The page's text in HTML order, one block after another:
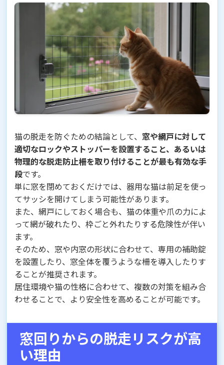
猫の脱走を防ぐための結論として、 窓や網戸に対して
適切なロックやストッパーを設置すること、あるいは
物理的な脱走防止柵を取り付けることが最も有効な手
段です。
単に窓を閉めておくだけでは、器用な猫は前足を使っ
てサッシを開けてしまう可能性があります。
また、網戸にしておく場合も、猫の体重や爪の力によ
って網が破れたり、枠ごと外れたりする危険性が伴い
ます。
そのため、窓や内窓の形状に合わせて、専用の補助錠
を設置したり、窓全体を覆うような柵を導入したりす
ることが推奨されます。
居住環境や猫の性格に合わせて、複数の対策を組み合
わせることで、より安全性を高めることが可能です。
窓回りからの脱走リスクが高
い理由